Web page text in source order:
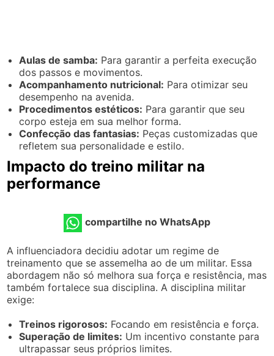
Aulas de samba: Para garantir a perfeita execução
dos passos e movimentos.
Acompanhamento nutricional: Para otimizar seu
desempenho na avenida.
Procedimentos estéticos: Para garantir que seu
corpo esteja em sua melhor forma.
Confecção das fantasias: Peças customizadas que
refletem sua personalidade e estilo.
Impacto do treino militar na
performance
compartilhe no WhatsApp
A influenciadora decidiu adotar um regime de
treinamento que se assemelha ao de um militar. Essa
abordagem não só melhora sua força e resistência, mas
também fortalece sua disciplina. A disciplina militar
exige:
Treinos rigorosos: Focando em resistência e força.
Superação de limites: Um incentivo constante para
ultrapassar seus próprios limites.